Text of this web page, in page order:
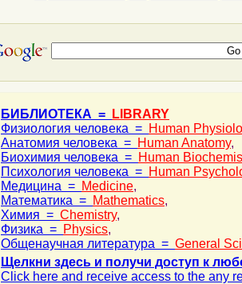
БИБЛИОТЕКА =
LIBRARY
Физиология человека = Human
Анатомия человека = Human Anatomy,
Биохимия человека = Human
Психология человека = Human
Медицина = Medicine,
Математика = Mathematics,
Химия = Chemistry,
Физика = Physics,
Общенаучная литература = General
Щелкни здесь и получи доступ к
Click here and receive access to the any